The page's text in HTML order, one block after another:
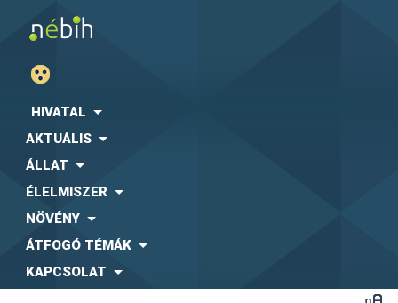
HIVATAL
AKTUÁLIS
ÁLLAT
ÉLELMISZER
NÖVÉNY
ÁTFOGÓ TÉMÁK
KAPCSOLAT